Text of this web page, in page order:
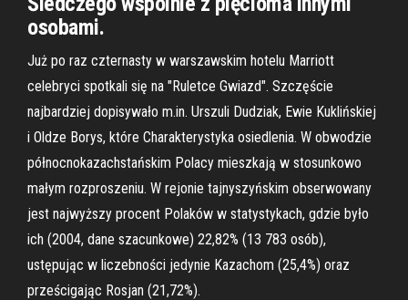
osobami.
Już po raz czternasty w warszawskim hotelu Marriott
celebryci spotkali się na "Ruletce Gwiazd". Szczęście
najbardziej dopisywało m.in. Urszuli Dudziak, Ewie Kuklińskiej
i Oldze Borys, które Charakterystyka osiedlenia. W obwodzie
północnokazachstańskim Polacy mieszkają w stosunkowo
małym rozproszeniu. W rejonie tajnyszyńskim obserwowany
jest najwyższy procent Polaków w statystykach, gdzie było
ich (2004, dane szacunkowe) 22,82% (13 783 osób),
ustępując w liczebności jedynie Kazachom (25,4%) oraz
prześcigając Rosjan (21,72%).